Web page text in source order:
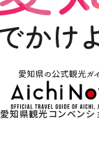
愛知県観光コンベンシ